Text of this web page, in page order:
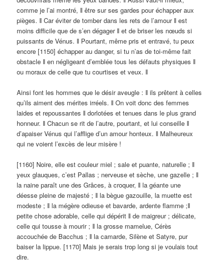
comme je l’ai montré, ǁ être sur ses gardes pour échapper aux
pièges. ǁ Car éviter de tomber dans les rets de l’amour ǁ est
moins difficile que de s’en dégager ǁ et de briser les nœuds si
puissants de Vénus. ǁ Pourtant, même pris et entravé, tu peux
encore [1150] échapper au danger, si tu n’as de toi-même fait
obstacle ǁ en négligeant d’emblée tous les défauts physiques ǁ
ou moraux de celle que tu courtises et veux. ǁ
Ainsi font les hommes que le désir aveugle : ǁ ils prêtent à celles
qu’ils aiment des mérites irréels. ǁ On voit donc des femmes
laides et repoussantes ǁ dorlotées et tenues dans le plus grand
honneur. ǁ Chacun se rit de l’autre, pourtant, et lui conseille ǁ
d’apaiser Vénus qui l’afflige d’un amour honteux. ǁ Malheureux
qui ne voient l’excès de leur misère !
[1160] Noire, elle est couleur miel ; sale et puante, naturelle ; ǁ
yeux glauques, c’est Pallas ; nerveuse et sèche, une gazelle ; ǁ
la naine paraît une des Grâces, à croquer, ǁ la géante une
déesse pleine de majesté ; ǁ la bègue gazouille, la muette est
modeste ; ǁ la mégère odieuse et bavarde, ardente flamme ;ǁ
petite chose adorable, celle qui dépérit ǁ de maigreur ; délicate,
celle qui tousse à mourir ; ǁ la grosse mamelue, Cérès
accouchée de Bacchus ; ǁ la camarde, Silène et Satyre, pur
baiser la lippue. [1170] Mais je serais trop long si je voulais tout
dire.